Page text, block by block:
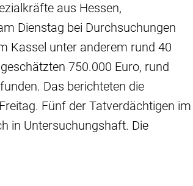
aus Hessen,
Dienstag bei Durchsuchungen
Kassel unter anderem rund 40
750.000 Euro, rund
Das berichteten die
Fünf der Tatverdächtigen im
in Untersuchungshaft. Die